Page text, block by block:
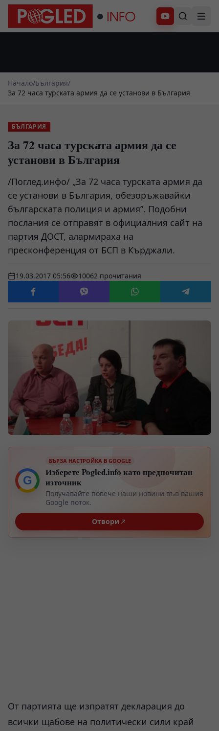
Абонирай се
Начало/България/
За 72 часа турската армия да се установи в България
БЪЛГАРИЯ
За 72 часа турската армия да се
установи в България
/Поглед.инфо/ „За 72 часа турската армия да
се установи в България, обезоръжавайки
българската полиция и армия”. Подобни
послания се отправят в официалния сайт на
партия ДОСТ, алармираха на
пресконференция от БСП в Кърджали.
19.03.2017 05:56 10062 прочитания
G
БЪРЗА НАСТРОЙКА В GOOGLE
Изберете Pogled.info като предпочитан
източник
Получавайте повече наши новини във вашия
Google поток.
Отвори
От партията ще изпратят декларация до
всички щабове на политически сили край